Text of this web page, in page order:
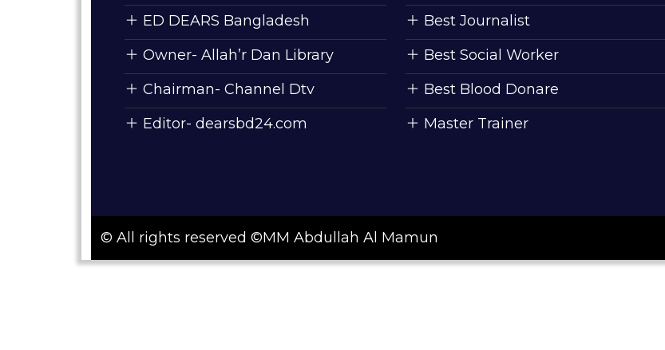
ED DEARS Bangladesh
Owner- Allah’r Dan Library
Chairman- Channel Dtv
Editor- dearsbd24.com
Best Journalist
Best Social Worker
Best Blood Donare
Master Trainer
© All rights reserved ©MM Abdullah Al Mamun